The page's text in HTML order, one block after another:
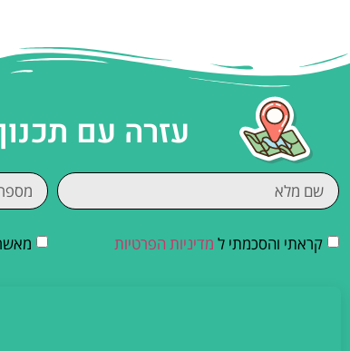
עזרה עם
קראתי והסכמתי ל מדיניות הפרטיות